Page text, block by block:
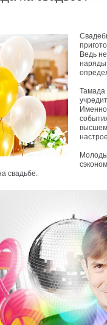
Ведь
Тамада
свадьбе.